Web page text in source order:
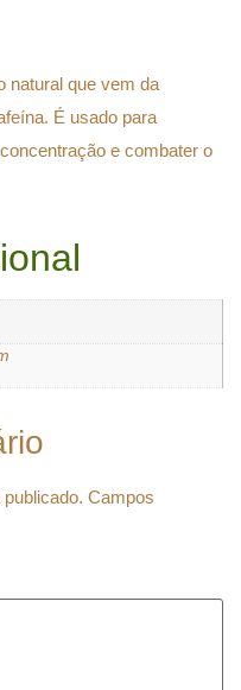
natural que vem da
É usado para
e combater o
Campos